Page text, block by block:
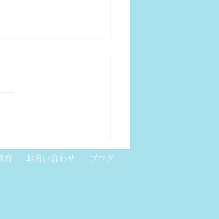
止管理者の役割
育 ブログ
お問い合わせ